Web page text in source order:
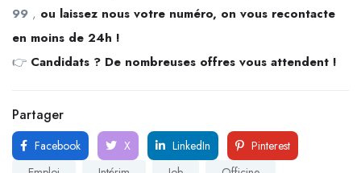
99 , ou laissez nous votre numéro, on vous recontacte
en moins de 24h !
👉 Candidats ? De nombreuses offres vous attendent !
Partager
Facebook X LinkedIn
Pinterest